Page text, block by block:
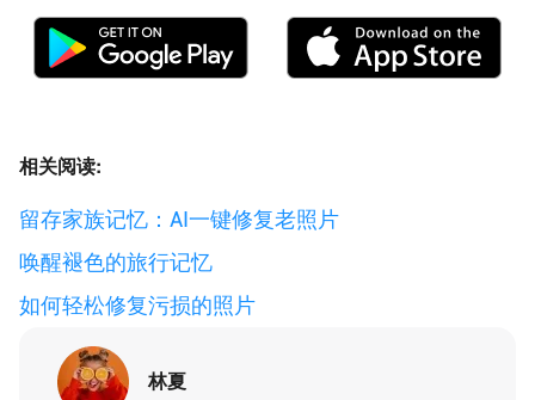
相关阅读:
留存家族记忆：AI一键修复老照片
唤醒褪色的旅行记忆
如何轻松修复污损的照片
林夏